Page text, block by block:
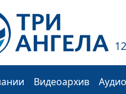
Видеоархив